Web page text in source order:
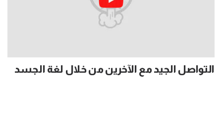
التواصل الجيد مع الآخرين من خلال لغة الجسد